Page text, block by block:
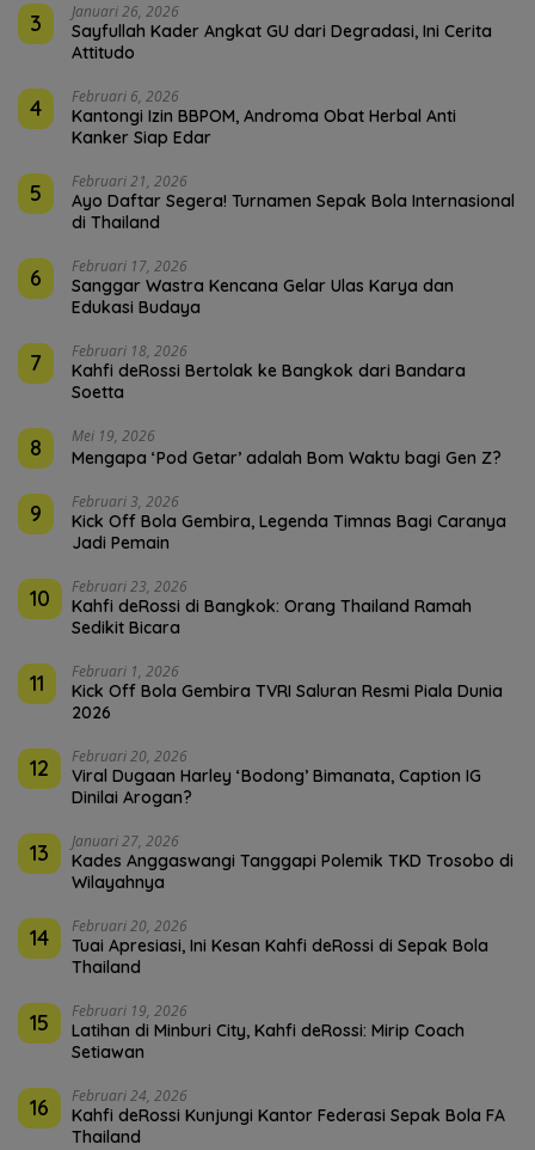
3 Januari 26, 2026
Sayfullah Kader Angkat GU dari Degradasi, Ini Cerita
Attitudo
4 Februari 6, 2026
Kantongi Izin BBPOM, Androma Obat Herbal Anti
Kanker Siap Edar
5 Februari 21, 2026
Ayo Daftar Segera! Turnamen Sepak Bola Internasional
di Thailand
6 Februari 17, 2026
Sanggar Wastra Kencana Gelar Ulas Karya dan
Edukasi Budaya
7 Februari 18, 2026
Kahfi deRossi Bertolak ke Bangkok dari Bandara
Soetta
8 Mei 19, 2026
Mengapa ‘Pod Getar’ adalah Bom Waktu bagi Gen Z?
9 Februari 3, 2026
Kick Off Bola Gembira, Legenda Timnas Bagi Caranya
Jadi Pemain
10 Februari 23, 2026
Kahfi deRossi di Bangkok: Orang Thailand Ramah
Sedikit Bicara
11 Februari 1, 2026
Kick Off Bola Gembira TVRI Saluran Resmi Piala Dunia
2026
12 Februari 20, 2026
Viral Dugaan Harley ‘Bodong’ Bimanata, Caption IG
Dinilai Arogan?
13 Januari 27, 2026
Kades Anggaswangi Tanggapi Polemik TKD Trosobo di
Wilayahnya
14 Februari 20, 2026
Tuai Apresiasi, Ini Kesan Kahfi deRossi di Sepak Bola
Thailand
15 Februari 19, 2026
Latihan di Minburi City, Kahfi deRossi: Mirip Coach
Setiawan
16 Februari 24, 2026
Kahfi deRossi Kunjungi Kantor Federasi Sepak Bola FA
Thailand